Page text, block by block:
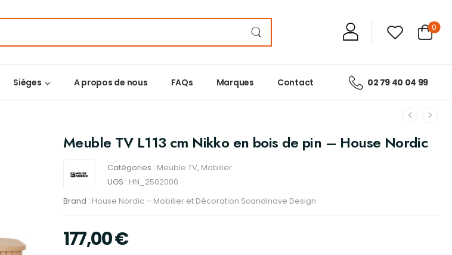
0
Sièges A propos de nous FAQs Marques Contact 02 79 40 04 99
Meuble TV L113 cm Nikko en bois de pin – House Nordic
Catégories : Meuble TV, Mobilier
UGS : HN_2502000
Brand : House Nordic – Mobilier et Décoration Scandinave Design
177,00€